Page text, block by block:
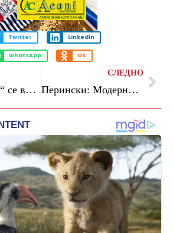
Twitter LinkedIn
WhatsApp OK
(Видео) „Југо“ се враќа како хибрид со цена од 12.000 евра
СЛЕДНО
Перински: Модерни и развиени општини значат конкурентна економија